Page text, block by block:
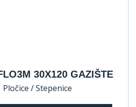
30X120 GAZIŠTE
Pločice / Stepenice